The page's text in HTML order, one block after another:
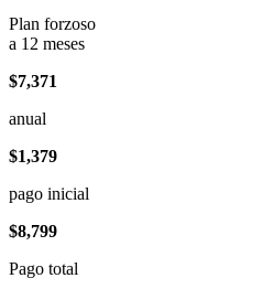
Plan forzoso
a 12 meses
$7,371
anual
$1,379
pago inicial
$8,799
Pago total